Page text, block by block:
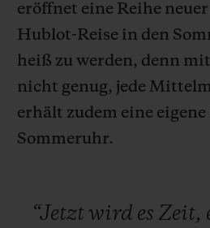
eröffnet eine Reihe
Hublot-Reise in den
heiß zu werden, denn
nicht genug, jede
erhält zudem eine
Sommeruhr.
“Jetztwird es Zeit,